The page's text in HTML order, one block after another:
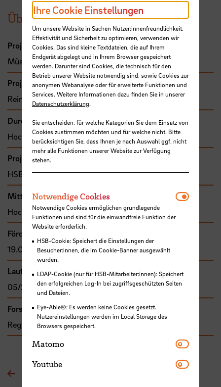
Übersicht
Projektleitung
Müssig, Jörg, Prof. Dr.-Ing.
Projektbeteiligte
Reinert, Uwe, Prof. Dr.-Ing.
Durchführende Organisation
Hochschule Bremen, Fakultät 5
Projekttyp
HSB-intern gefördertes Projekt
Mittel- bzw. Auftragsgeber
Hochschule Bremen, F&E-Fonds
Förder- bzw. Auftragssumme
19.000,00 €
Laufzeit
05/2017 - 12/2018
Forschungs- und Transfercluster
Region im Wandel
Ihre Cookie Einstellungen
Um unsere Website in Sachen Nutzer:innenfreundlichkeit,
Effektivität und Sicherheit zu optimieren, verwenden wir
Cookies. Das sind kleine Textdateien, die auf Ihrem
Endgerät abgelegt und in Ihrem Browser gespeichert
werden. Darunter sind Cookies, die technisch für den
Betrieb unserer Website notwendig sind, sowie Cookies zur
anonymen Webanalyse oder für erweiterte Funktionen und
Services. Weitere Informationen dazu finden Sie in unserer
Datenschutzerklärung.
Sie entscheiden, für welche Kategorien Sie dem Einsatz von
Cookies zustimmen möchten und für welche nicht. Bitte
berücksichtigen Sie, dass Ihnen je nach Auswahl ggf. nicht
mehr alle Funktionen unserer Website zur Verfügung
stehen.
Notwendige Cookies
Notwendige Cookies ermöglichen grundlegende
Funktionen und sind für die einwandfreie Funktion der
Website erforderlich.
HSB-Cookie: Speichert die Einstellungen der
Besucher:innen, die im Cookie-Banner ausgewählt
wurden.
LDAP-Cookie (nur für HSB-Mitarbeiter:innen): Speichert
den erfolgreichen Log-In bei zugriffsgeschützten Seiten
und Dateien.
Eye-Able®: Es werden keine Cookies gesetzt.
Nutzereinstellungen werden im Local Storage des
Browsers gespeichert.
Matomo Matomo
Youtube Youtube